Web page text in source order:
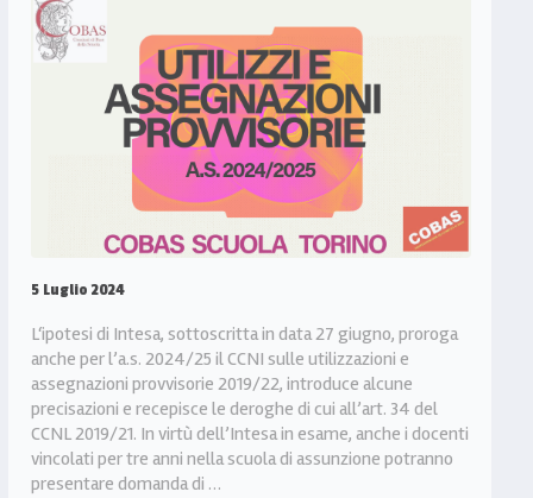
5 Luglio 2024
L‘ipotesi di Intesa, sottoscritta in data 27 giugno, proroga
anche per l’a.s. 2024/25 il CCNI sulle utilizzazioni e
assegnazioni provvisorie 2019/22, introduce alcune
precisazioni e recepisce le deroghe di cui all’art. 34 del
CCNL 2019/21. In virtù dell’Intesa in esame, anche i docenti
vincolati per tre anni nella scuola di assunzione potranno
presentare domanda di …